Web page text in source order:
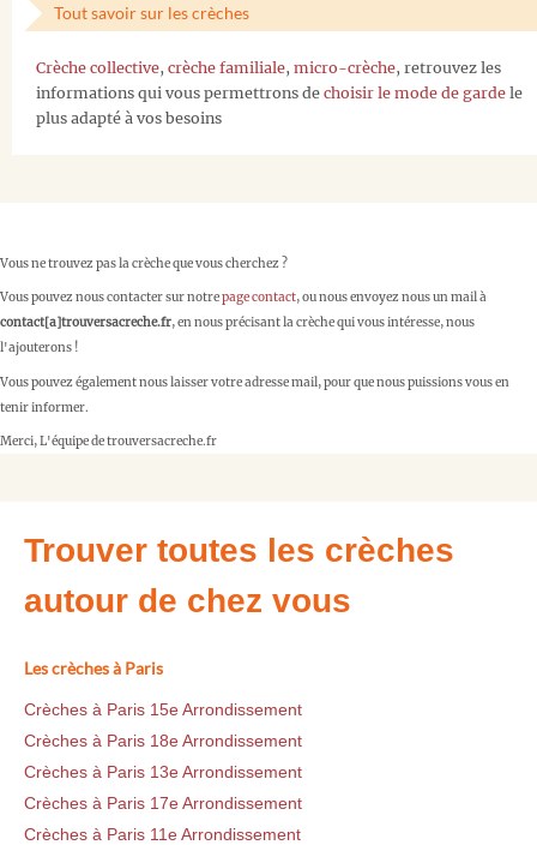
Tout savoir sur les crèches
Crèche collective, crèche familiale, micro-crèche, retrouvez les
informations qui vous permettrons de choisir le mode de garde le
plus adapté à vos besoins
Vous ne trouvez pas la crèche que vous cherchez ?
Vous pouvez nous contacter sur notrepage contact, ou nous envoyez nous un mail à
contact[a]trouversacreche.fr, en nous précisant la crèche qui vous intéresse, nous
l'ajouterons !
Vous pouvez également nous laisser votre adresse mail, pour que nous puissions vous en
tenir informer.
Merci, L'équipe de trouversacreche.fr
Trouver toutes les crèches
autour de chez vous
Les crèches à Paris
Crèches à Paris 15e Arrondissement
Crèches à Paris 18e Arrondissement
Crèches à Paris 13e Arrondissement
Crèches à Paris 17e Arrondissement
Crèches à Paris 11e Arrondissement